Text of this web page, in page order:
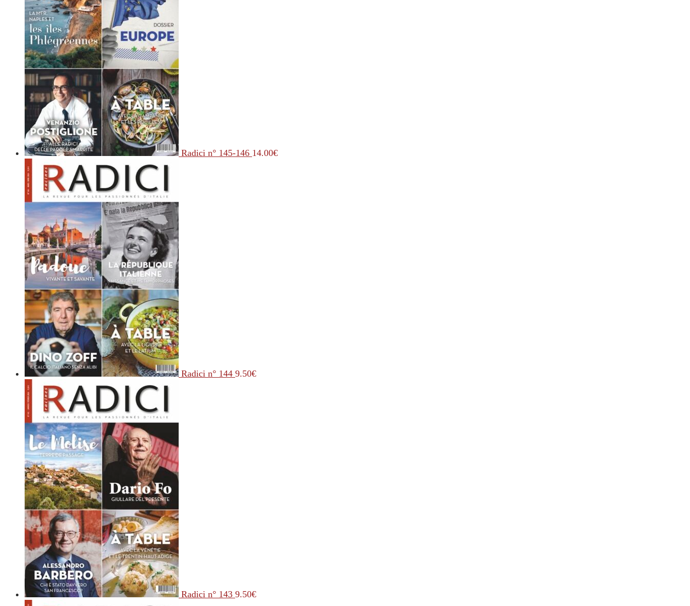
Radici n° 145-146 14.00€
Radici n° 144 9.50€
Radici n° 143 9.50€